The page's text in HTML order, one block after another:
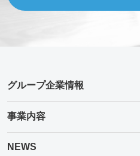
グループ企業情報
事業内容
NEWS